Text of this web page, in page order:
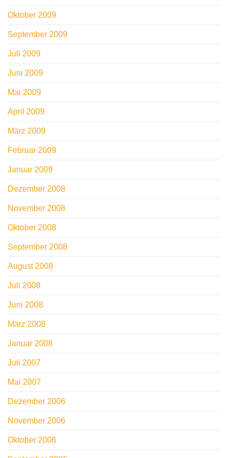
Oktober 2009
September 2009
Juli 2009
Juni 2009
Mai 2009
April 2009
März 2009
Februar 2009
Januar 2009
Dezember 2008
November 2008
Oktober 2008
September 2008
August 2008
Juli 2008
Juni 2008
März 2008
Januar 2008
Juli 2007
Mai 2007
Dezember 2006
November 2006
Oktober 2006